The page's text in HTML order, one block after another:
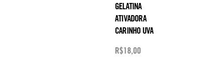
GELATINA
ATIVADORA
CARINHO UVA
R$18,00